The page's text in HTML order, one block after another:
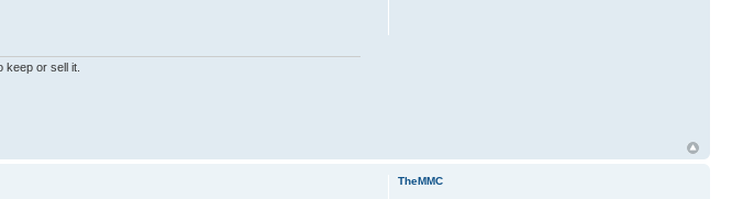
keep or sell it.
TheMMC